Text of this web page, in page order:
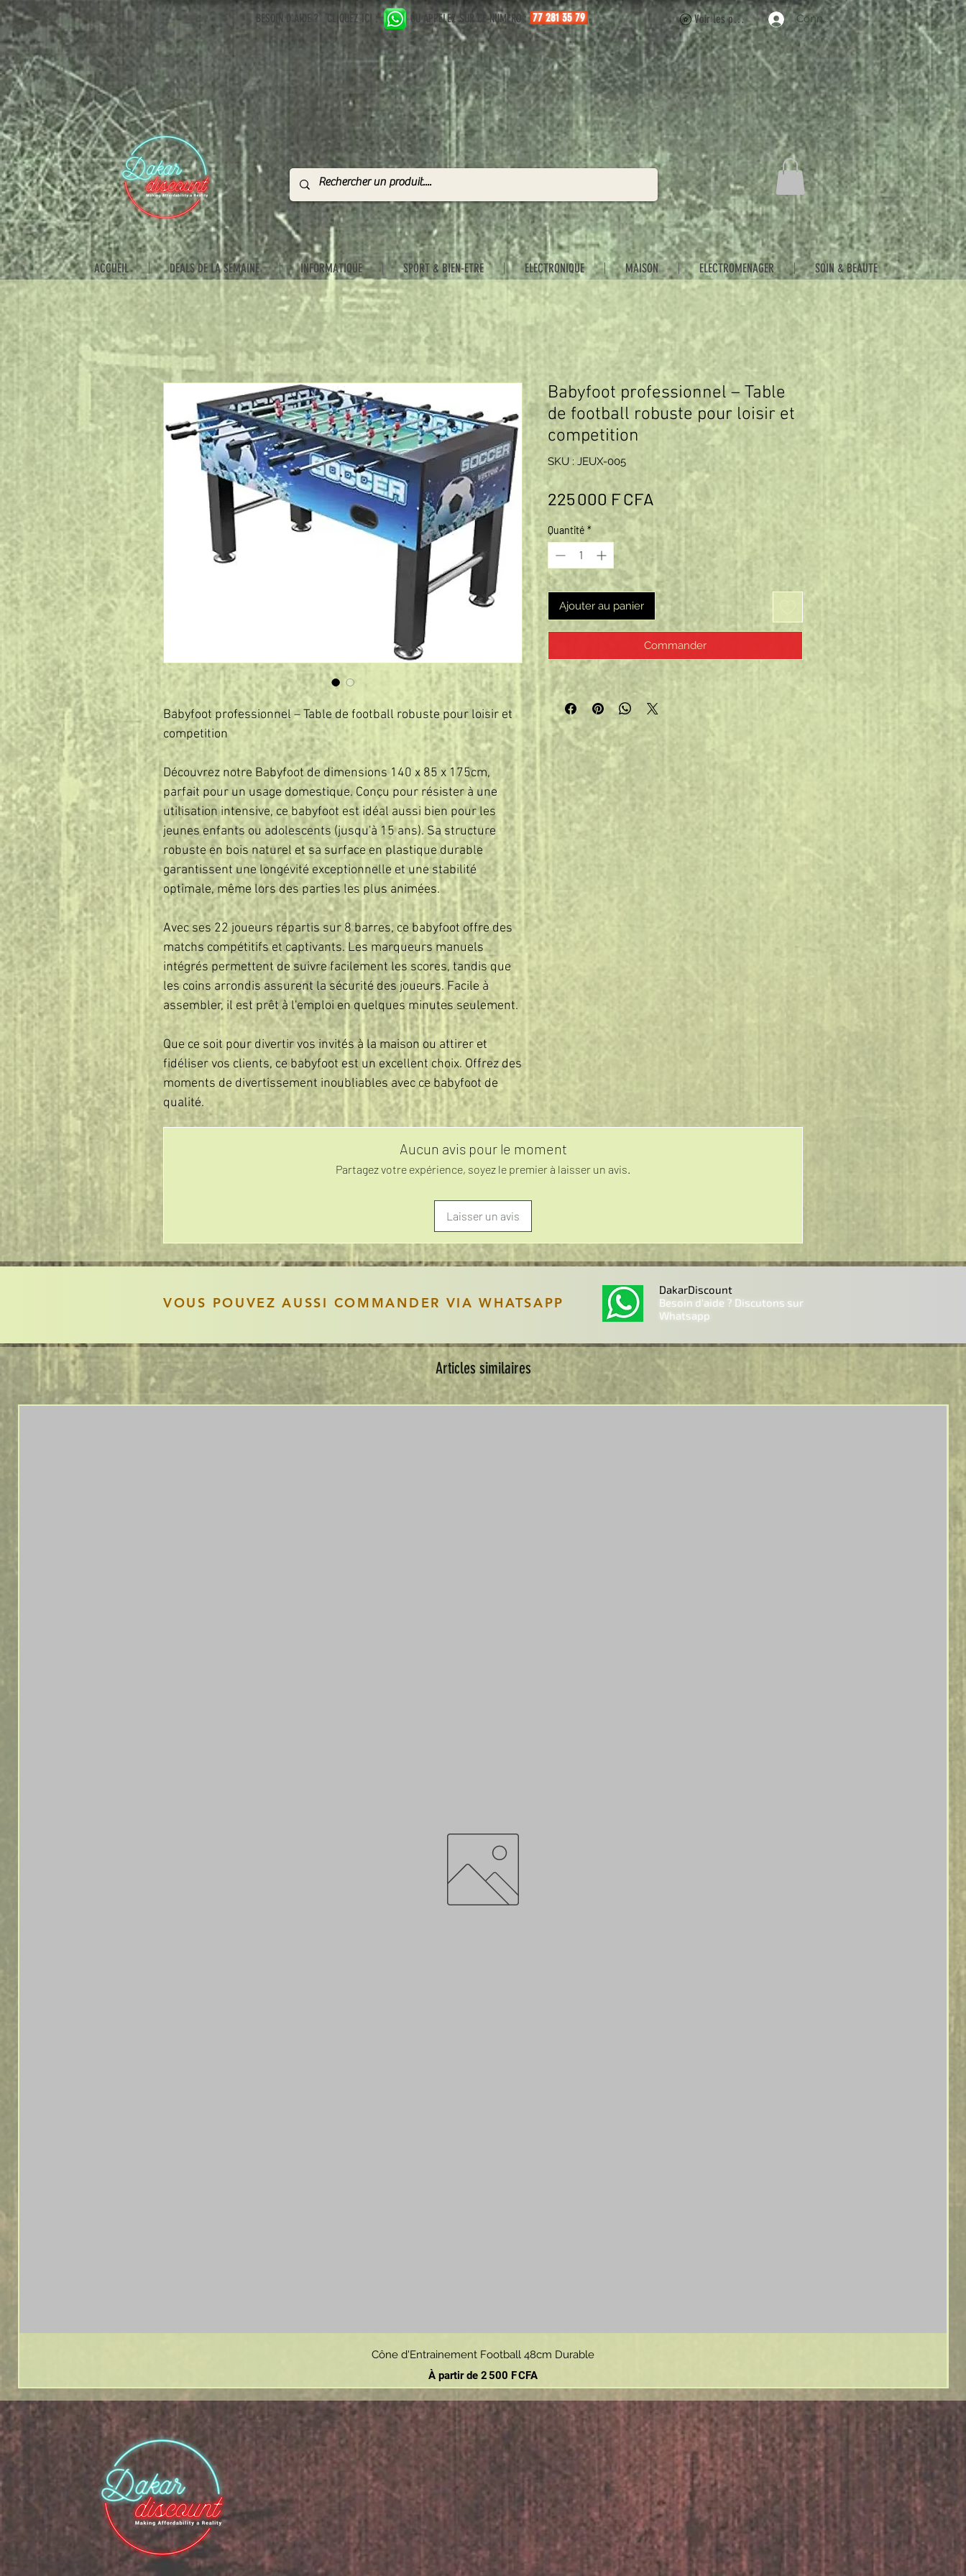
BESOIN D'AIDE ? Voir les points Connexion
CLIQUEZ ICI : OU APPELEZ SUR CE NUMERO : 77 281 35 79
ACCUEIL DEALS DE LA SEMAINE INFORMATIQUE SPORT & BIEN-ETRE ELECTRONIQUE MAISON ELECTROMENAGER SOIN & BEAUTE
Babyfoot professionnel – Table de football robuste pour loisir et
competition
Découvrez notre Babyfoot de dimensions 140 x 85 x 175cm,
parfait pour un usage domestique. Conçu pour résister à une
utilisation intensive, ce babyfoot est idéal aussi bien pour les
jeunes enfants ou adolescents (jusqu'à 15 ans). Sa structure
robuste en bois naturel et sa surface en plastique durable
garantissent une longévité exceptionnelle et une stabilité
optimale, même lors des parties les plus animées.
Avec ses 22 joueurs répartis sur 8 barres, ce babyfoot offre des
matchs compétitifs et captivants. Les marqueurs manuels
intégrés permettent de suivre facilement les scores, tandis que
les coins arrondis assurent la sécurité des joueurs. Facile à
assembler, il est prêt à l'emploi en quelques minutes seulement.
Que ce soit pour divertir vos invités à la maison ou attirer et
fidéliser vos clients, ce babyfoot est un excellent choix. Offrez des
moments de divertissement inoubliables avec ce babyfoot de
qualité.
Babyfoot professionnel – Table
de football robuste pour loisir et
competition
SKU : JEUX-005
225 000 F CFA Prix
Quantité *
Ajouter au panier
Commander
Aucun avis pour le moment
Partagez votre expérience, soyez le premier à laisser un avis.
Laisser un avis
VOUS POUVEZ AUSSI COMMANDER VIA WHATSAPP
DakarDiscount
Besoin d'aide ? Discutons sur
Whatsapp
Articles similaires
Aperçu rapide
Cône d'Entrainement Football 48cm Durable
À partir de 2 500 F CFA
Prix promotionnel